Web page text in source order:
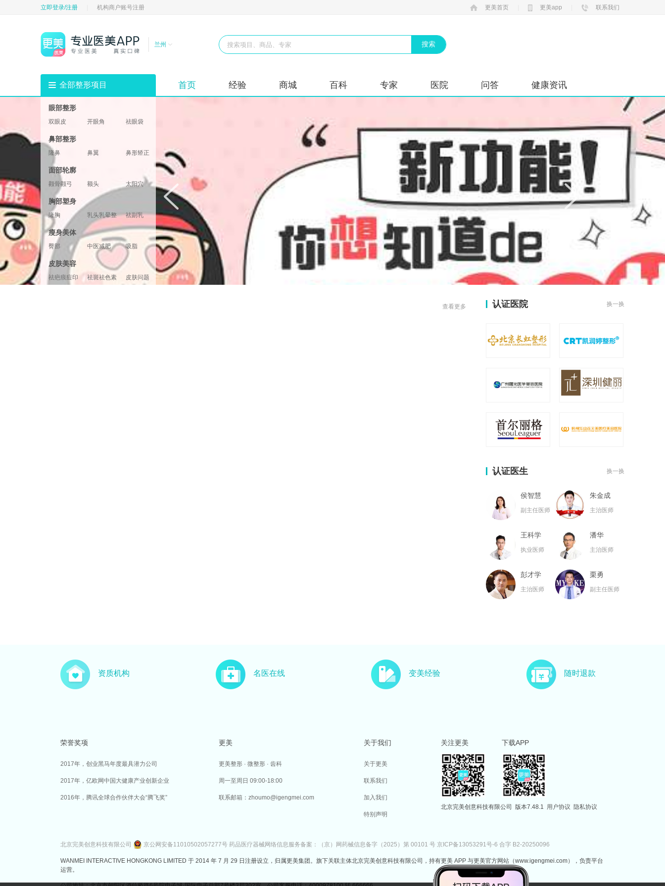
立即登录/注册 机构商户账号注册 更美首页 更美app 联系我们
兰州
全部整形项目 首页 经验 商城 百科 专家 医院 问答 健康资讯
眼部整形
双眼皮 开眼角
祛眼袋
垫眉弓
鼻部整形
隆鼻 鼻翼
鼻形矫正
鼻部修复
鼻小柱
面部轮廓
颧骨颧弓 额头
太阳穴
酒窝
下颌角
两颚
胸部塑身
隆胸 乳头乳晕整形 祛副乳
胸形美化
胸部修复 胸部套餐
瘦身美体
臀部 中医减肥
吸脂
腿部塑形
超声溶脂
射频溶脂
冷冻溶脂
光纤溶脂
皮肤美容
祛疤痕痘印 祛斑祛色素
皮肤问题
查看更多
认证医院 换一换
认证医生 换一换
侯智慧
副主任医师
朱金成
主治医师
王科学
执业医师
潘华
主治医师
彭才学
主治医师
栗勇
副主任医师
主治医师 副主任医师
资质机构 名医在线 变美经验 随时退款
荣誉奖项
2017年，创业黑马年度最具潜力公司
2017年，亿欧网中国大健康产业创新企业
2016年，腾讯全球合作伙伴大会“腾飞奖”
更美
更美整形 · 微整形 · 齿科
周一至周日 09:00-18:00
联系邮箱：zhoumo@igengmei.com
关于我们
关于更美
联系我们
加入我们
特别声明
关注更美 下载APP
北京完美创意科技有限公司 版本7.48.1 用户协议 隐私协议
北京完美创意科技有限公司 京公网安备11010502057277号 药品医疗器械网络信息服务备案：（京）网药械信息备字（2025）第 00101 号 京ICP备13053291号-6 合字 B2-20250096
WANMEI INTERACTIVE HONGKONG LIMITED 于 2014 年 7 月 29 日注册设立，归属更美集团。旗下关联主体北京完美创意科技有限公司，持有更美 APP 与更美官方网站（www.igengmei.com），负责平台
运营。